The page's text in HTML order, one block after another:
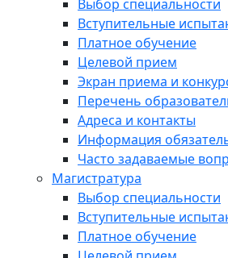
Выбор специальности
Вступительные
Платное обучение
Целевой прием
Экран приема и
Перечень
Адреса и контакты
Информация
Часто задаваемые
Магистратура
Выбор специальности
Вступительные
Платное обучение